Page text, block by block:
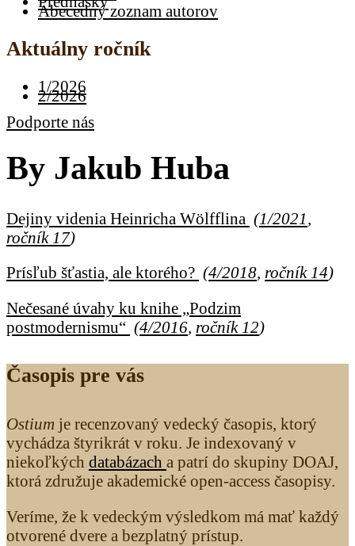
Abecedný zoznam autorov
Aktuálny ročník
1/2026
2/2026
Podporte nás
By Jakub Huba
Dejiny videnia Heinricha Wölfflina (1/2021
ročník 17)
Prísľub šťastia, ale ktorého? (4/2018, ročník 14)
Nečesané úvahy ku knihe „Podzim
postmodernismu“ (4/2016, ročník 12)
Časopis pre vás
Ostium je recenzovaný vedecký časopis, ktorý
vychádza štyrikrát v roku. Je indexovaný v
niekoľkých databázach a patrí do skupiny DOAJ,
ktorá združuje akademické open-access časopisy.
Veríme, že k vedeckým výsledkom má mať každý
otvorené dvere a bezplatný prístup.